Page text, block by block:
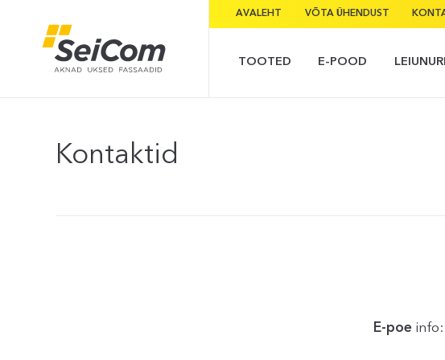
AVALEHT VÕTA ÜHENDUST
TOOTED E-POOD
Kontaktid
E-poe info: